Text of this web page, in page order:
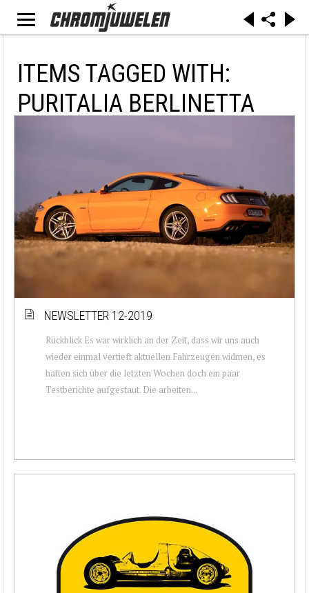
ITEMS TAGGED WITH:
PURITALIA BERLINETTA
NEWSLETTER 12-2019
Rückblick Es war wirklich an der Zeit, dass wir uns auch
wieder einmal vertieft aktuellen Fahrzeugen widmen, es
hatten sich über die letzten Wochen doch ein paar
Testberichte aufgestaut. Die arbeiten...